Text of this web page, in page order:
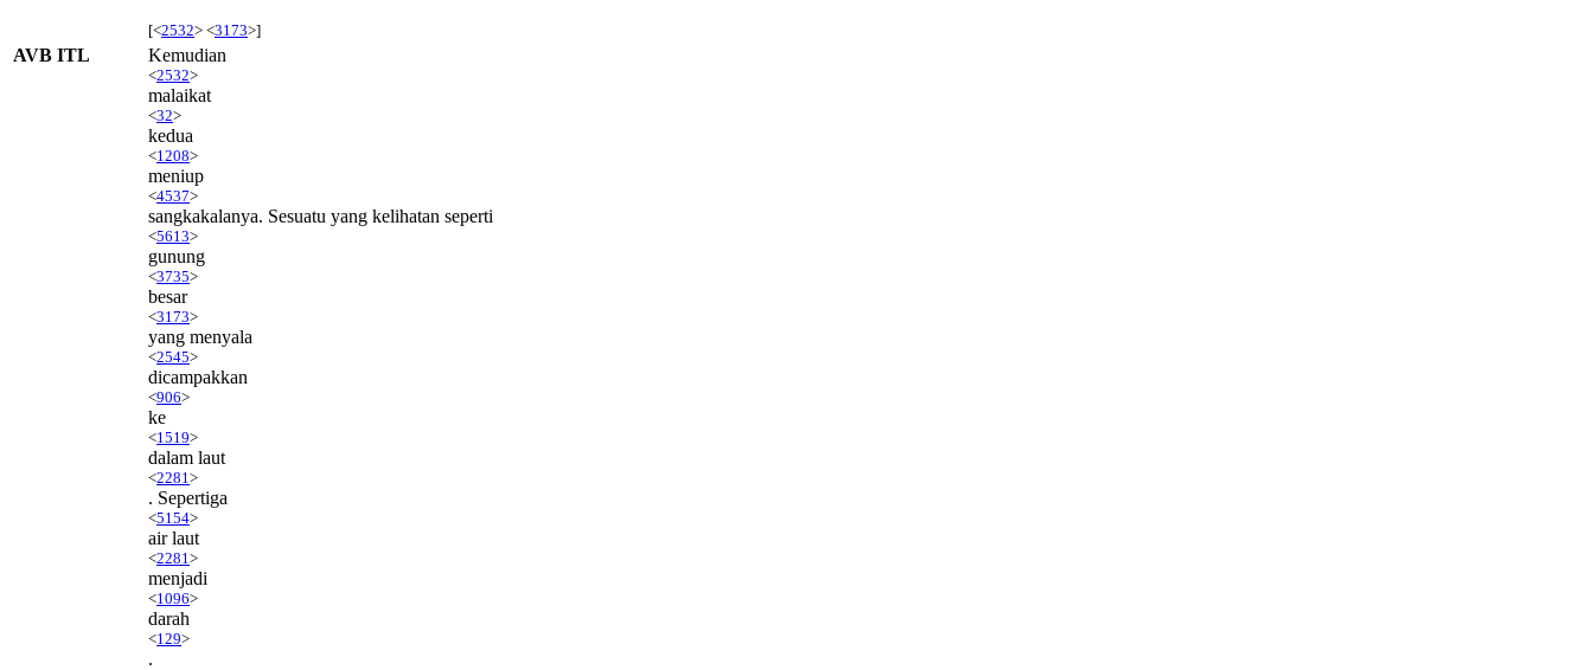
[<2532> <3173>]
AVB ITL Kemudian
<2532>
malaikat
<32>
kedua
<1208>
meniup
<4537>
sangkakalanya. Sesuatu yang kelihatan seperti
<5613>
gunung
<3735>
besar
<3173>
yang menyala
<2545>
dicampakkan
<906>
ke
<1519>
dalam laut
<2281 >
. Sepertiga
<5154>
air laut
<2281 >
menjadi
<1096>
darah
<129>
.